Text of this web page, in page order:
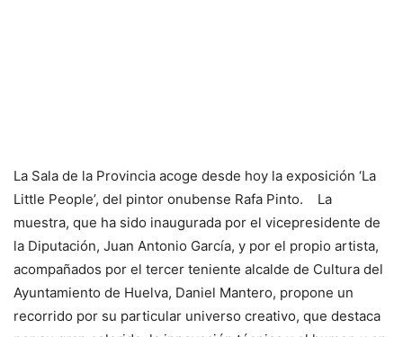
La Sala de la Provincia acoge desde hoy la exposición ‘La
Little People’, del pintor onubense Rafa Pinto. La
muestra, que ha sido inaugurada por el vicepresidente de
la Diputación, Juan Antonio García, y por el propio artista,
acompañados por el tercer teniente alcalde de Cultura del
Ayuntamiento de Huelva, Daniel Mantero, propone un
recorrido por su particular universo creativo, que destaca